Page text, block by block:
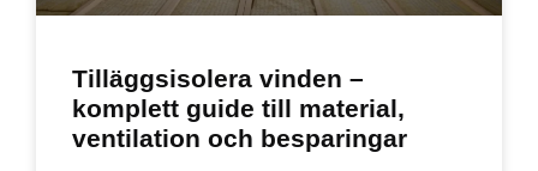
Tilläggsisolera vinden –
komplett guide till material,
ventilation och besparingar